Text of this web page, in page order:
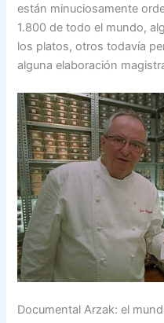
están minuciosamente
1.800 de todo el mundo,
los platos, otros todavía
alguna elaboración
Documental Arzak: el